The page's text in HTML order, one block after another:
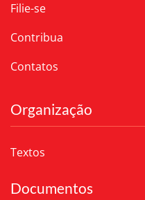
Filie-se
Contribua
Contatos
Organização
Textos
Documentos